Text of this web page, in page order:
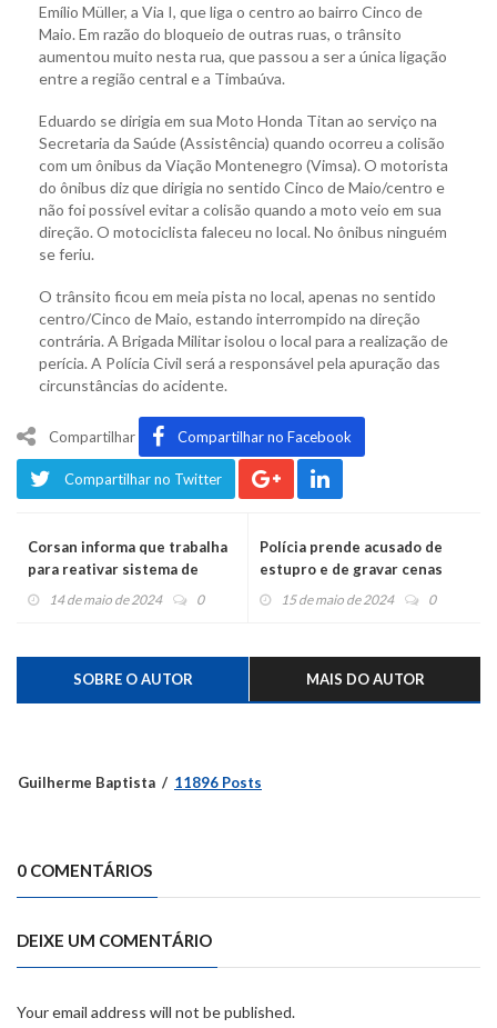
Emílio Müller, a Via I, que liga o centro ao bairro Cinco de
Maio. Em razão do bloqueio de outras ruas, o trânsito
aumentou muito nesta rua, que passou a ser a única ligação
entre a região central e a Timbaúva.
Eduardo se dirigia em sua Moto Honda Titan ao serviço na
Secretaria da Saúde (Assistência) quando ocorreu a colisão
com um ônibus da Viação Montenegro (Vimsa). O motorista
do ônibus diz que dirigia no sentido Cinco de Maio/centro e
não foi possível evitar a colisão quando a moto veio em sua
direção. O motociclista faleceu no local. No ônibus ninguém
se feriu.
O trânsito ficou em meia pista no local, apenas no sentido
centro/Cinco de Maio, estando interrompido na direção
contrária. A Brigada Militar isolou o local para a realização de
perícia. A Polícia Civil será a responsável pela apuração das
circunstâncias do acidente.
Compartilhar Compartilhar no Facebook
Compartilhar no Twitter
Corsan informa que trabalha
para reativar sistema de
captação de água em São
14 de maio de 2024 0
Polícia prende acusado de
estupro e de gravar cenas
pornográficas de crianças e
15 de maio de 2024 0
SOBRE O AUTOR MAIS DO AUTOR
Guilherme Baptista 11896 Posts
0 COMENTÁRIOS
DEIXE UM COMENTÁRIO
Your email address will not be published.